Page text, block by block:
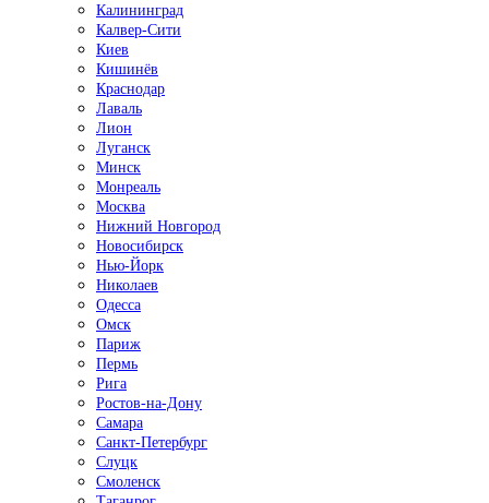
Калининград
Калвер-Сити
Киев
Кишинёв
Краснодар
Лаваль
Лион
Луганск
Минск
Монреаль
Москва
Нижний Новгород
Новосибирск
Нью-Йорк
Николаев
Одесса
Омск
Париж
Пермь
Рига
Ростов-на-Дону
Самара
Санкт-Петербург
Слуцк
Смоленск